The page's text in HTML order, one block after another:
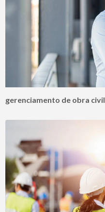
gerenciamento de obra civil